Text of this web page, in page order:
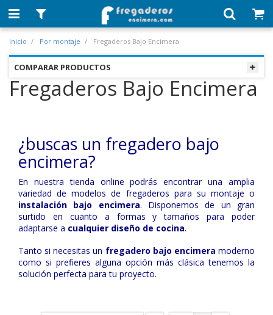
Inicio Por montaje Fregaderos Bajo Encimera
COMPARAR PRODUCTOS
Fregaderos Bajo Encimera
¿buscas un fregadero bajo
encimera?
En nuestra tienda online podrás encontrar una amplia
variedad de modelos de fregaderos para su montaje o
instalación bajo encimera. Disponemos de un gran
surtido en cuanto a formas y tamaños para poder
adaptarse a cualquier diseño de cocina.
Tanto si necesitas un fregadero bajo encimera moderno
como si prefieres alguna opción más clásica tenemos la
solución perfecta para tu proyecto.